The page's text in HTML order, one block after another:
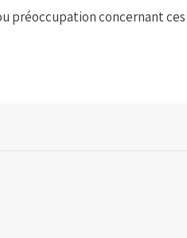
préoccupation concernant